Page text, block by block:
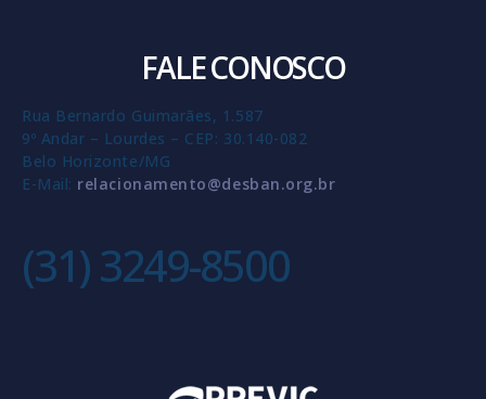
FALE CONOSCO
Rua Bernardo Guimarães, 1.587
9º Andar – Lourdes – CEP: 30.140-082
Belo Horizonte/MG
E-Mail: relacionamento@desban.org.br
(31) 3249-8500